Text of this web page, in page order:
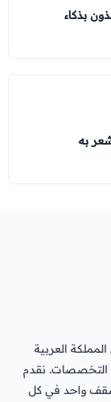
بذكاء
به
العربية
التخصصات. نقدم
واحد في كل